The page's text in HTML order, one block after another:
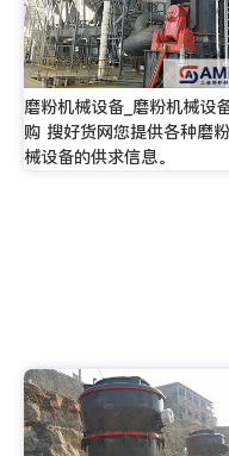
磨粉机械设备_磨粉机械设
购 搜好货网您提供各种磨
械设备的供求信息。